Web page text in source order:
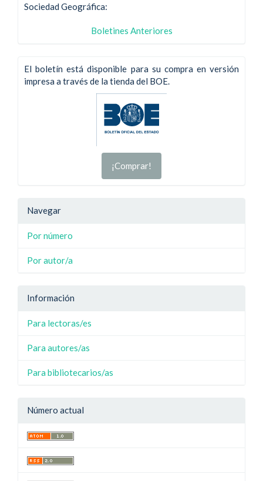
Sociedad Geográfica:
Boletines Anteriores
El boletín está disponible para su compra en versión
impresa a través de la tienda del BOE.
¡Comprar!
Navegar
Por número
Por autor/a
Información
Para lectoras/es
Para autores/as
Para bibliotecarios/as
Número actual